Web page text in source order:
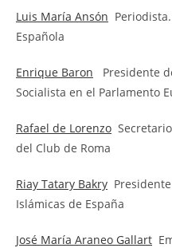
Luis María Ansón
Española
Enrique Baron Presidente
Socialista en el Parlamento
Rafael de Lorenzo
del Club de Roma
Riay Tatary Bakry
Islámicas de España
José María Araneo Gallart